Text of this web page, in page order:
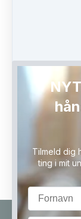
vinter
forår
Tilmeld dig
ting i mit